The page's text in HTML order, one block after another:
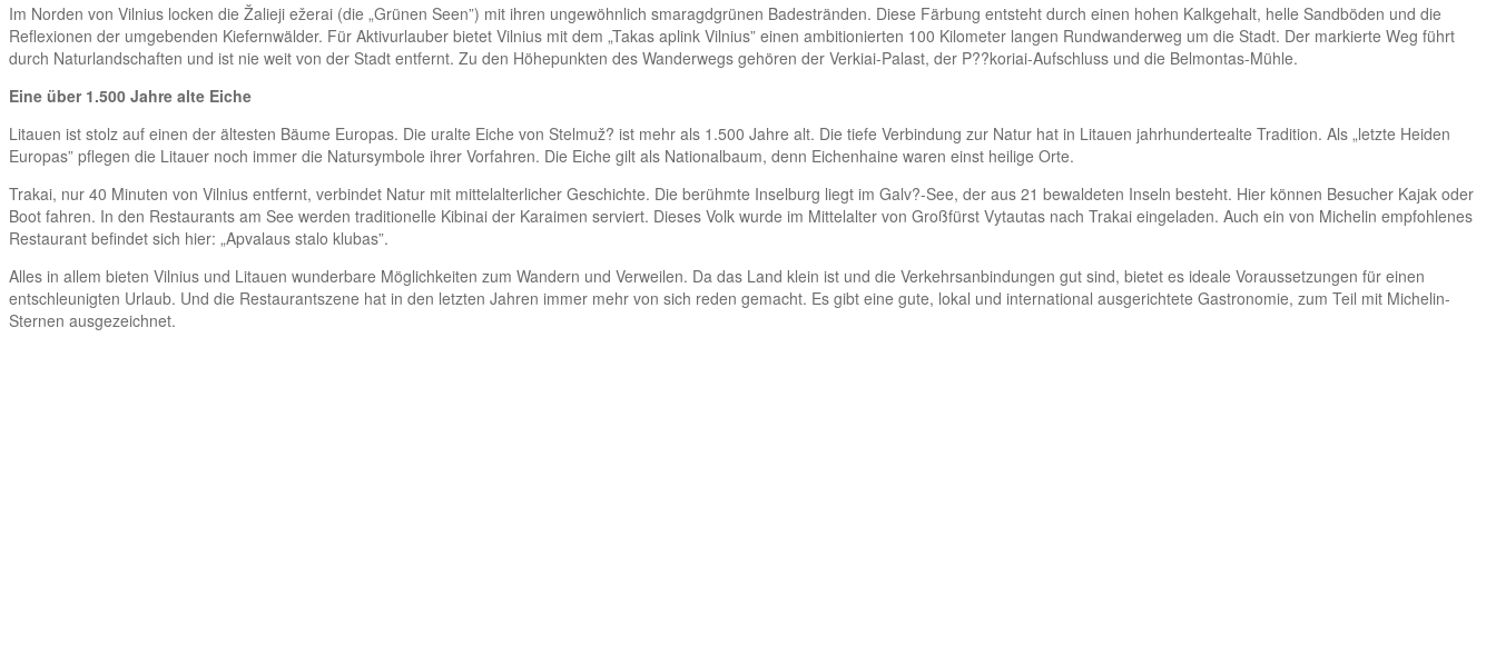
Im Norden von Vilnius locken die Žalieji ežerai (die „Grünen Seen”) mit ihren ungewöhnlich smaragdgrünen Badestränden. Diese Färbung entsteht durch einen hohen Kalkgehalt, helle Sandböden und die
Reflexionen der umgebenden Kiefernwälder. Für Aktivurlauber bietet Vilnius mit dem „Takas aplink Vilnius” einen ambitionierten 100 Kilometer langen Rundwanderweg um die Stadt. Der markierte Weg führt
durch Naturlandschaften und ist nie weit von der Stadt entfernt. Zu den Höhepunkten des Wanderwegs gehören der Verkiai-Palast, der P??koriai-Aufschluss und die Belmontas-Mühle.
Eine über 1.500 Jahre alte Eiche
Litauen ist stolz auf einen der ältesten Bäume Europas. Die uralte Eiche von Stelmuž? ist mehr als 1.500 Jahre alt. Die tiefe Verbindung zur Natur hat in Litauen jahrhundertealte Tradition. Als „letzte Heiden
Europas” pflegen die Litauer noch immer die Natursymbole ihrer Vorfahren. Die Eiche gilt als Nationalbaum, denn Eichenhaine waren einst heilige Orte.
Trakai, nur 40 Minuten von Vilnius entfernt, verbindet Natur mit mittelalterlicher Geschichte. Die berühmte Inselburg liegt im Galv?-See, der aus 21 bewaldeten Inseln besteht. Hier können Besucher Kajak oder
Boot fahren. In den Restaurants am See werden traditionelle Kibinai der Karaimen serviert. Dieses Volk wurde im Mittelalter von Großfürst Vytautas nach Trakai eingeladen. Auch ein von Michelin empfohlenes
Restaurant befindet sich hier: „Apvalaus stalo klubas”.
Alles in allem bieten Vilnius und Litauen wunderbare Möglichkeiten zum Wandern und Verweilen. Da das Land klein ist und die Verkehrsanbindungen gut sind, bietet es ideale Voraussetzungen für einen
entschleunigten Urlaub. Und die Restaurantszene hat in den letzten Jahren immer mehr von sich reden gemacht. Es gibt eine gute, lokal und international ausgerichtete Gastronomie, zum Teil mit Michelin-
Sternen ausgezeichnet.